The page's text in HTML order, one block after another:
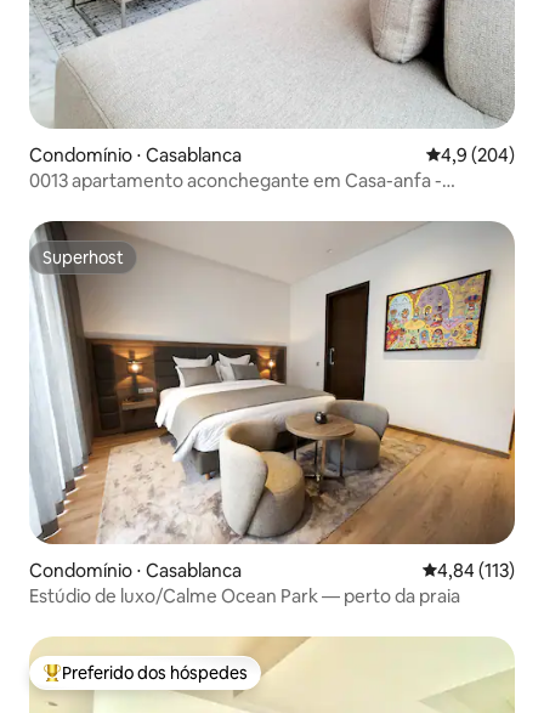
Condomínio ⋅ Casablanca 4,9 de uma
4,9 (204)
0013 apartamento aconchegante em Casa-anfa -
Superhost
Superhost
Condomínio ⋅ Casablanca 4,84 de uma
4,84 (113)
Estúdio de luxo/Calme Ocean Park — perto da praia
Entre os melhores preferidos dos hóspedes
Preferido dos hóspedes